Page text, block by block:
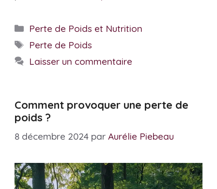
Catégories
Perte de Poids et Nutrition
Étiquettes
Perte de Poids
Laisser un commentaire
Comment provoquer une perte de
poids ?
8 décembre 2024 par Aurélie Piebeau